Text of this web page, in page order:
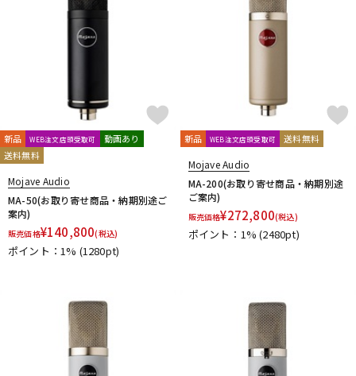
ドラム パーカッション
管楽器
アンプ エフェクター
DJ機器 DTM
配信/ライブ機器 楽器アクセサリ
新品 WEB注文店頭受取可
動画あり
送料無料
Mojave Audio
MA-50(お取り寄せ商品・納期別途ご
案内)
販売価格¥140,800(税込)
ポイント：1% (1280pt)
新品 WEB注文店頭受取可 送料無料
Mojave Audio
MA-200(お取り寄せ商品・納期別途
ご案内)
販売価格¥272,800(税込)
ポイント：1%(2480pt)